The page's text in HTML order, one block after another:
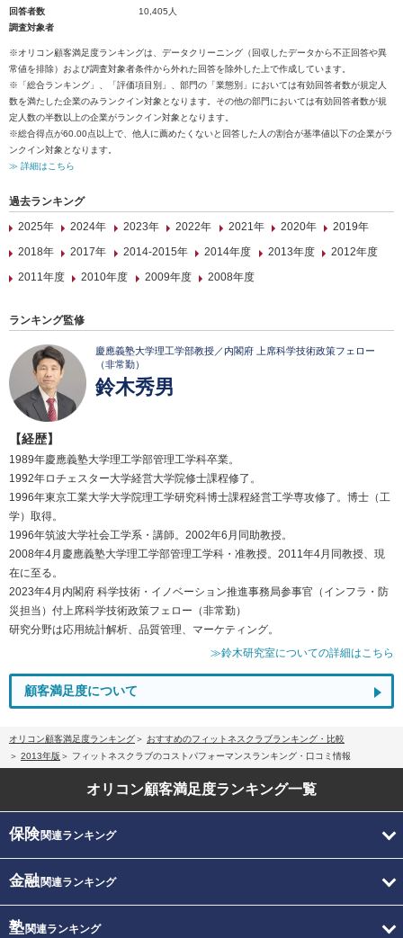
回答者数
10,405人
調査対象者
※オリコン顧客満足度ランキングは、データクリーニング（回収したデータから不正回答や異
常値を排除）および調査対象者条件から外れた回答を除外した上で作成しています。
※「総合ランキング」、「評価項目別」、部門の「業態別」においては有効回答者数が規定人
数を満たした企業のみランクイン対象となります。その他の部門においては有効回答者数が規
定人数の半数以上の企業がランクイン対象となります。
※総合得点が60.00点以上で、他人に薦めたくないと回答した人の割合が基準値以下の企業がラ
ンクイン対象となります。
≫ 詳細はこちら
過去ランキング
2025年
2024年 2023年 2022年 2021年 2020年
2019年
2018年
2017年 2014-2015年 2014年度 2013年度
2012年度
2011年度
2010年度 2009年度 2008年度
ランキング監修
慶應義塾大学理工学部教授／内閣府 上席科学技術政策フェロー
（非常勤）
鈴木秀男
【経歴】
1989年慶應義塾大学理工学部管理工学科卒業。
1992年ロチェスター大学経営大学院修士課程修了。
1996年東京工業大学大学院理工学研究科博士課程経営工学専攻修了。博士（工
学）取得。
1996年筑波大学社会工学系・講師。2002年6月同助教授。
2008年4月慶應義塾大学理工学部管理工学科・准教授。2011年4月同教授、現
在に至る。
2023年4月内閣府 科学技術・イノベーション推進事務局参事官（インフラ・防
災担当）付上席科学技術政策フェロー（非常勤）
研究分野は応用統計解析、品質管理、マーケティング。
≫鈴木研究室についての詳細はこちら
顧客満足度について
オリコン顧客満足度ランキング
おすすめのフィットネスクラブランキング・比較
2013年版
フィットネスクラブのコストパフォーマンスランキング・口コミ情報
オリコン顧客満足度ランキング一覧
保険関連ランキング
金融関連ランキング
塾関連ランキング